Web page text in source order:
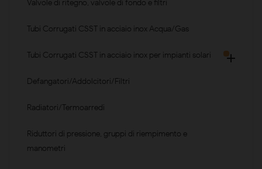
Valvole di ritegno, valvole di fondo e filtri
Tubi Corrugati CSST in acciaio inox Acqua/Gas
Tubi Corrugati CSST in acciaio inox per impianti solari 
Defangatori/Addolcitori/Filtri
Radiatori/Termoarredi
Riduttori di pressione, gruppi di riempimento e
manometri